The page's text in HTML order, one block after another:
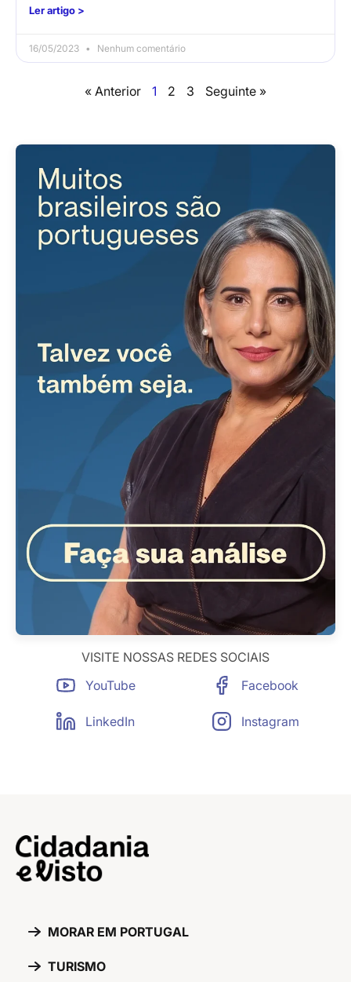
Ler artigo >
16/05/2023 Nenhum comentário
« Anterior 1 2 3 Seguinte »
VISITE NOSSAS REDES SOCIAIS
YouTube
LinkedIn
Facebook
Instagram
MORAR EM PORTUGAL
TURISMO